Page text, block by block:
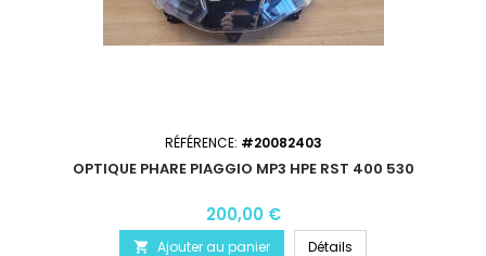
RÉFÉRENCE: #20082403
OPTIQUE PHARE PIAGGIO MP3 HPE RST 400 530
200,00 €
 Ajouter au panier Détails